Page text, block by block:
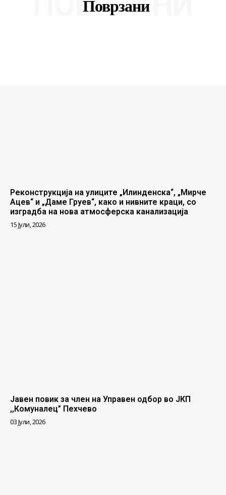
Поврзани
Реконструкција на улиците „Илинденска“, „Мирче
Ацев“ и „Даме Груев“, како и нивните краци, со
изградба на нова атмосферска канализација
15 Јули, 2026
Јавен повик за член на Управен одбор во ЈКП
,,Комуналец” Пехчево
03 Јули, 2026